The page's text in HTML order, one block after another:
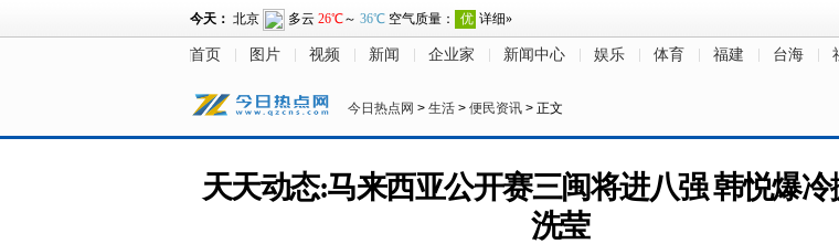
首页 图片 视频 新闻 企业家 新闻中心 娱乐 体育 福建 台海
今日热点网 > 生活 > 便民资讯 > 正文
天天动态:马来西亚公开赛三闽将进八强 韩悦爆冷
洗莹